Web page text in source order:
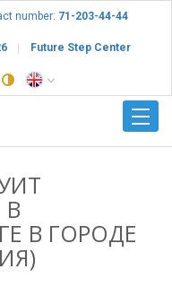
number: 71-203-44-44
Future Step Center
В ГОРОДЕ